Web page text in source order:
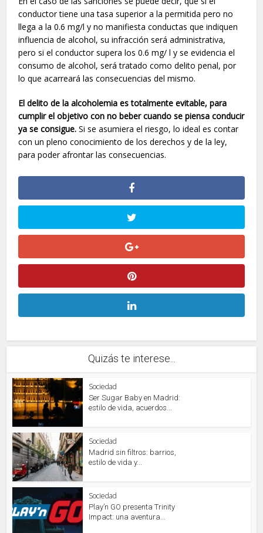
conductor tiene una tasa superior a la permitida pero no
llega a la 0.6 mg/l y no manifiesta conductas que indiquen
influencia de alcohol, su infracción será administrativa,
pero si el conductor supera los 0.6 mg/ l y se evidencia el
consumo de alcohol, será tratado como delito penal, por
lo que acarreará las consecuencias del mismo.
El delito de la alcoholemia es totalmente evitable, para
cumplir el objetivo con no beber cuando se piensa conducir
ya se consigue.Si se asumiera el riesgo, lo ideal es contar
con un pleno conocimiento de los derechos y de la ley,
para poder afrontar las consecuencias.
Quizás te interese...
Sociedad
Ser Sugar Baby en Madrid:
estilo de vida, acuerdos...
Sociedad
Madrid sin filtros: barrios,
estilo de vida y...
Sociedad
Play’n GO presenta Trinity
Impact: una aventura...